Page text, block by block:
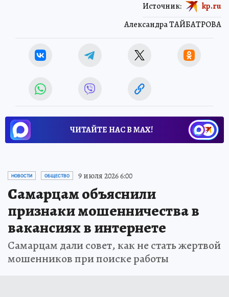
Александра ТАЙБАТРОВА
Источник: kp.ru
ЧИТАЙТЕ НАС В МАХ!
НОВОСТИ ОБЩЕСТВО 9 июля 2026 6:00
Самарцам объяснили
признаки мошенничества в
вакансиях в интернете
Самарцам дали совет, как не стать жертвой
мошенников при поиске работы